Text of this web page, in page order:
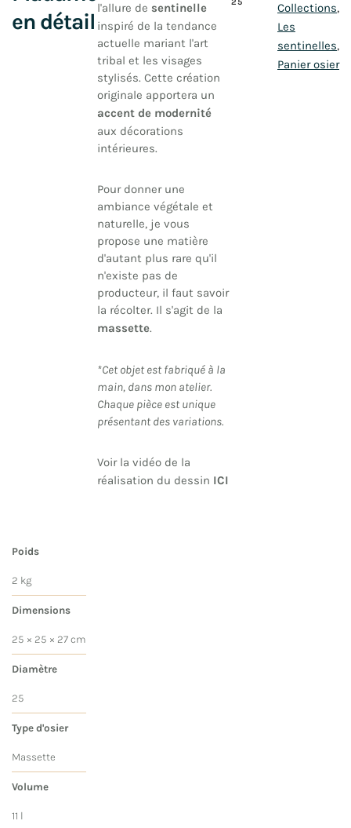
en détail
l'allure de sentinelle
inspiré de la tendance
actuelle mariant l'art
tribal et les visages
stylisés. Cette création
originale apportera un
accent de modernité
aux décorations
intérieures.
Pour donner une
ambiance végétale et
naturelle, je vous
propose une matière
d'autant plus rare qu'il
n'existe pas de
producteur, il faut savoir
la récolter. Il s'agit de la
massette.
*Cet objet est fabriqué à la
main, dans mon atelier.
Chaque pièce est unique
présentant des variations.
Voir la vidéo de la
réalisation du dessin ICI
Collections,
Les
sentinelles,
Panier osier
Poids
2 kg
Dimensions
25 × 25 × 27 cm
Diamètre
25
Type d'osier
Massette
Volume
11 l